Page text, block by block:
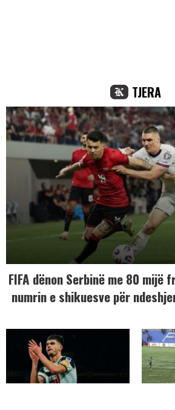
TJERA
FIFA dënon Serbinë me 80 mijë
numrin e shikuesve për